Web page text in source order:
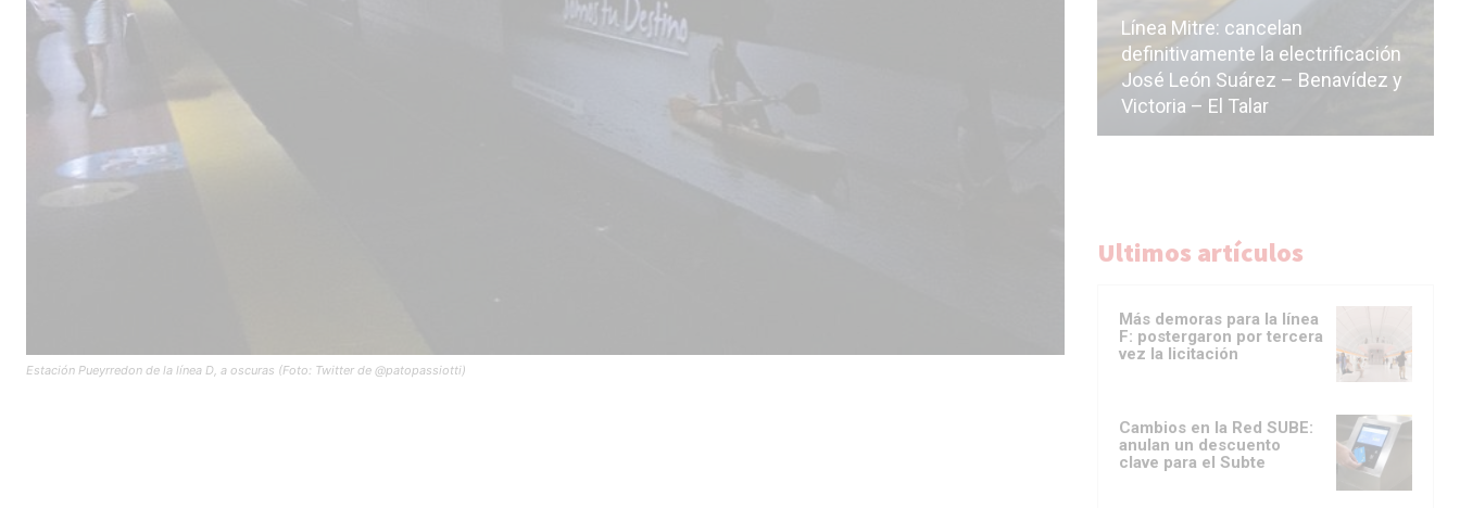
Estación Pueyrredon de la línea D, a oscuras (Foto: Twitter de @patopassiotti)
Malestar en el sector privado por
Línea Mitre: cancelan
definitivamente la electrificación
José León Suárez – Benavídez y
Victoria – El Talar
Ultimos artículos
Más demoras para la línea
F: postergaron por tercera
vez la licitación
Cambios en la Red SUBE:
anulan un descuento
clave para el Subte